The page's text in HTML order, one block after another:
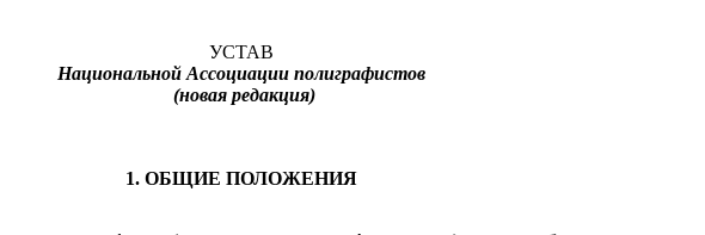
УСТАВ
Национальной Ассоциации полиграфистов
(новая редакция)
1. ОБЩИЕ ПОЛОЖЕНИЯ